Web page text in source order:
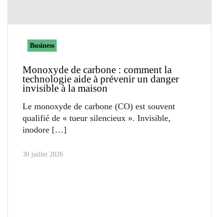
Business
Monoxyde de carbone : comment la
technologie aide à prévenir un danger
invisible à la maison
Le monoxyde de carbone (CO) est souvent
qualifié de « tueur silencieux ». Invisible,
inodore
30 juillet 2026